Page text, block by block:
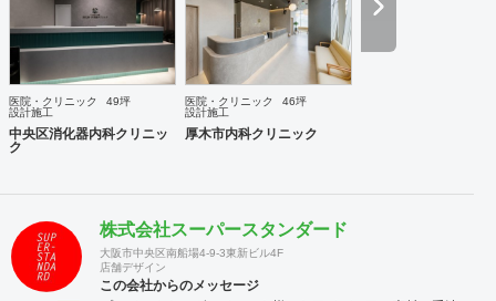
特化した内装デザイン・施工の提供ブラインド『Clione』も
展開中です！ 是非ご連絡をお待ちしております！！
医院・クリニック
49坪
設計施工
中央区消化器内科クリニッ
ク
医院・クリニック
46坪
設計施工
厚木市内科クリニック
株式会社スーパースタンダード
大阪市中央区南船場4-9-3東新ビル4F
店舗デザイン
この会社からのメッセージ